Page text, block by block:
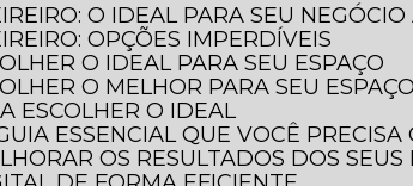
O IDEAL PARA SEU
OPÇÕES IMPERDÍVEIS
O IDEAL PARA SEU ESPAÇO
O MELHOR PARA SEU
ESCOLHER O IDEAL
ESSENCIAL QUE VOCÊ PRECISA
OS RESULTADOS DOS SEUS